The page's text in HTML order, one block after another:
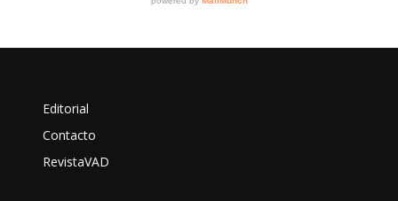
Editorial
Contacto
RevistaVAD